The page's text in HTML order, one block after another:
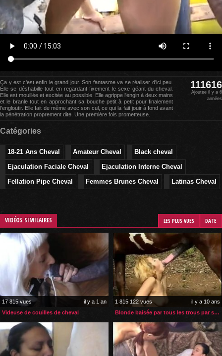
Ça y est c'est enfin le grand jour. Son fantasme va se réaliser d'ici peu.
Elle se déshabille tout en regardant fixement le sexe géant du cheval.
Elle est mouillée et excitée au possible. Elle agrippe l'engin à deux mains
et le branle tout en approchant sa bouche petit à petit pour finalement
l'engloutir. Elle fait de même avec son cul, ce qui la fait jouir à fond avant
la pénétration proprement dite. Une première fois prometteuse.
111616
Ajoutée il y a 6
années
Catégories
18-21 Ans Cheval Amateur Cheval
Black cheval
Ejaculation Faciale Cheval
Ejaculation Interne Cheval
Fellation Pipe Cheval
Femmes Brunes Cheval Latinas Cheval
VIDÉOS SIMILAIRES LES PLUS VUES DATE
17 815 vues
il y a 1 an
Videuse de couilles de cheval
1 815 122 vues
il y a 10 ans
Blonde baisée par tous les trous par son cheval